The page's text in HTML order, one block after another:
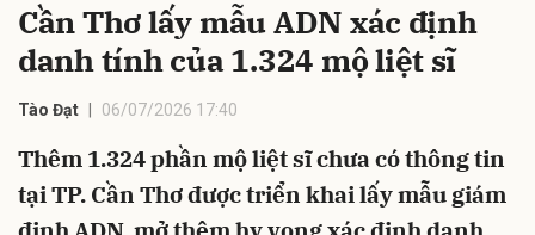
Cần Thơ lấy mẫu ADN xác định
danh tính của 1.324 mộ liệt sĩ
Tào Đạt 06/07/2026 17:40
Thêm 1.324 phần mộ liệt sĩ chưa có thông tin
tại TP. Cần Thơ được triển khai lấy mẫu giám
Hủy Gửi